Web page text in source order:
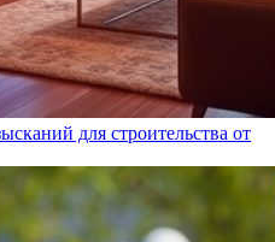
для строительства от